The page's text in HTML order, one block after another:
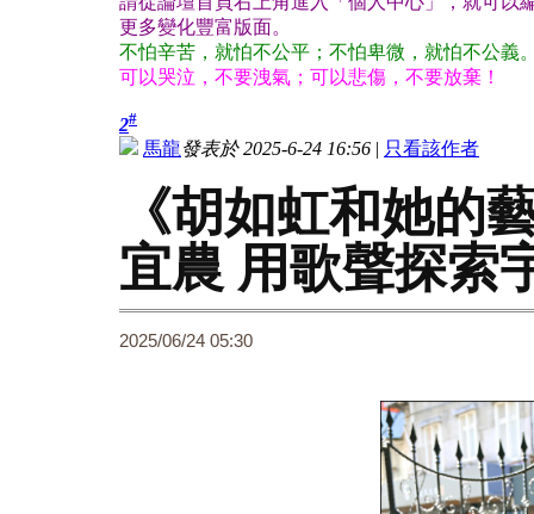
更多變化豐富版面。
不怕辛苦，就怕不公平；不怕卑微，就怕不公義
可以哭泣，不要洩氣；可以悲傷，不要放棄！
2#
馬龍發表於 2025-6-24 16:56 | 只看該作者
《胡如虹和她的
宜農 用歌聲探索
2025/06/24 05:30